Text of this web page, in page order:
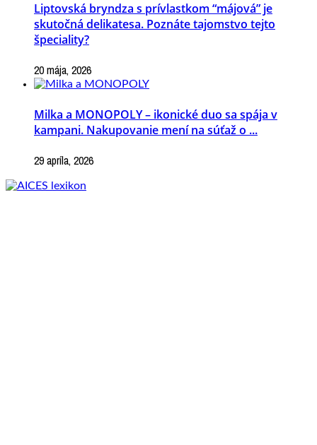
Liptovská bryndza s prívlastkom “májová” je
skutočná delikatesa. Poznáte tajomstvo tejto
špeciality?
20 mája, 2026
Milka a MONOPOLY – ikonické duo sa spája v
kampani. Nakupovanie mení na súťaž o ...
29 apríla, 2026